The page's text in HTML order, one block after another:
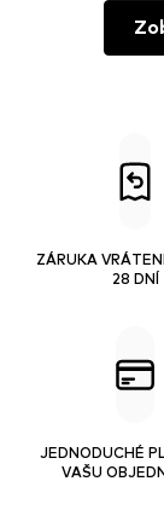
ZÁRUKA
28 DNÍ
JEDNODUCHÉ
VAŠU